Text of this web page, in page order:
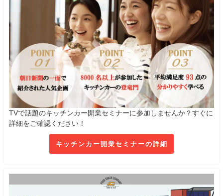
TVで話題のキッチンカー開業セミナーに参加しませんか？すぐに
詳細をご確認ください！
キッチンカー開業セミナーの詳細